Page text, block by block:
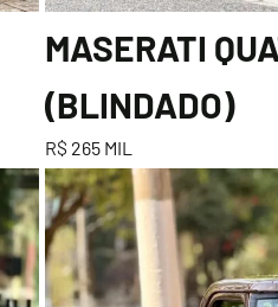
MASERATI
(BLINDADO)
R$ 265 MIL